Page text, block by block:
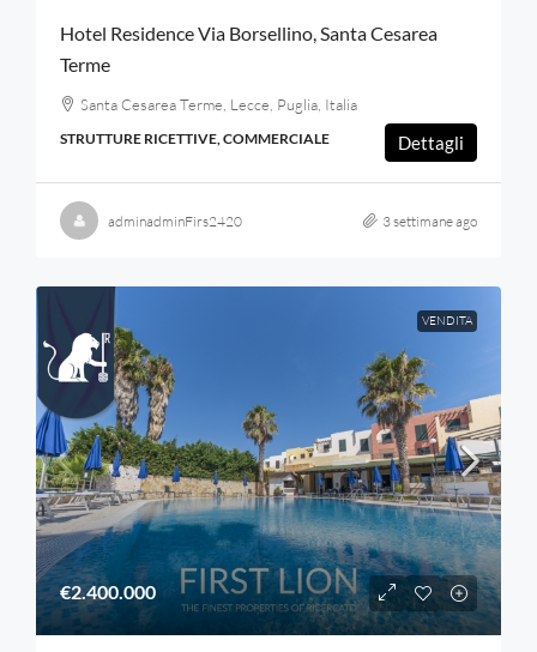
Hotel Residence Via Borsellino, Santa Cesarea
Terme
Santa Cesarea Terme, Lecce, Puglia, Italia
STRUTTURE RICETTIVE, COMMERCIALE Dettagli
adminadminFirs2420 3 settimane ago
VENDITA
€2.400.000